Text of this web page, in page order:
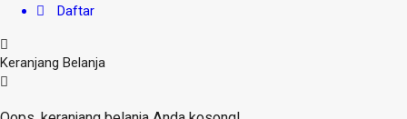
Daftar
Keranjang Belanja